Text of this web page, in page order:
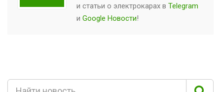
и статьи о электрокарах в Telegram
и Google Новости!